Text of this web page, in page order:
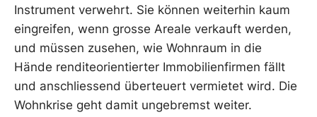
Instrument verwehrt. Sie können weiterhin kaum
eingreifen, wenn grosse Areale verkauft werden,
und müssen zusehen, wie Wohnraum in die
Hände renditeorientierter Immobilienfirmen fällt
und anschliessend überteuert vermietet wird. Die
Wohnkrise geht damit ungebremst weiter.